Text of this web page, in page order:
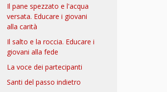
Il pane spezzato e l'acqua
versata. Educare i giovani
alla carità
Il salto e la roccia. Educare i
giovani alla fede
La voce dei partecipanti
Santi del passo indietro